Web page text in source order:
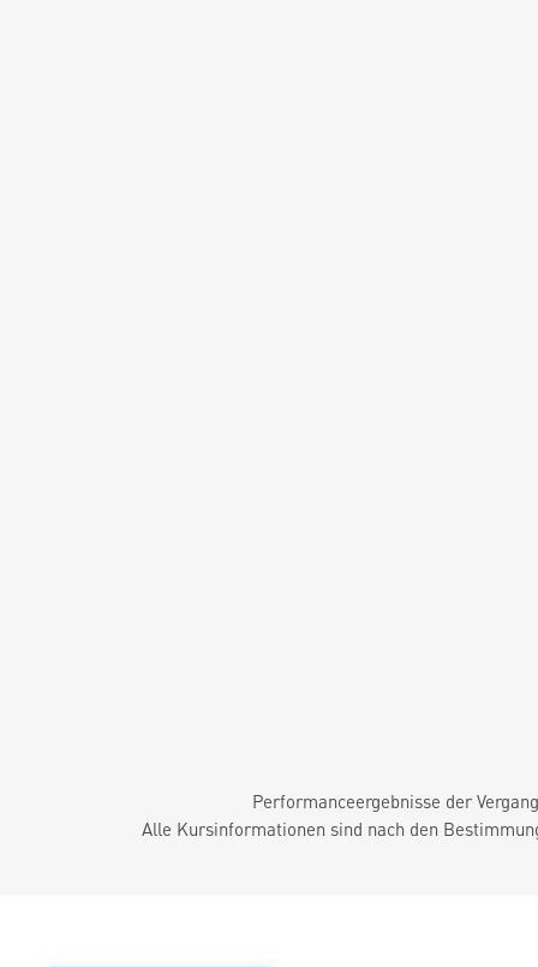
Performanceergebnisse der
Alle Kursinformationen sind nach den